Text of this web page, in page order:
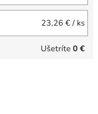
23,26 €/ ks
Ušetríte 0 €